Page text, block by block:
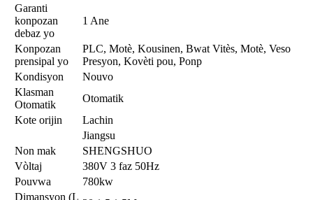
Garanti
konpozan
debaz yo
1 Ane
Konpozan
prensipal yo
PLC, Motè, Kousinen, Bwat Vitès, Motè, Veso
Presyon, Kovèti pou, Ponp
Kondisyon
Nouvo
Klasman
Otomatik
Otomatik
Kote orijin
Lachin
Jiangsu
Non mak
SHENGSHUO
Vòltaj
380V 3 faz 50Hz
Pouvwa
780kw
Dimansyon (L